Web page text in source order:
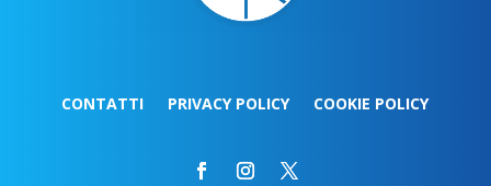
CONTATTI PRIVACY POLICY COOKIE POLICY